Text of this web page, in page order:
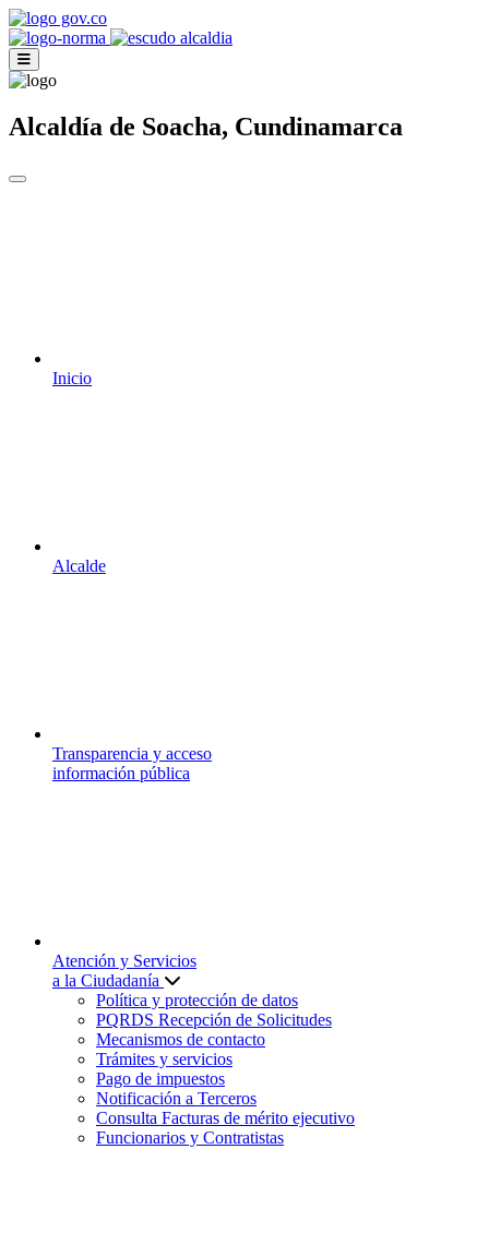
Alcaldía de Soacha, Cundinamarca
Inicio
Alcalde
Transparencia y acceso
información pública
Atención y Servicios
a la Ciudadanía
Política y protección de datos
PQRDS Recepción de Solicitudes
Mecanismos de contacto
Trámites y servicios
Pago de impuestos
Notificación a Terceros
Consulta Facturas de mérito ejecutivo
Funcionarios y Contratistas